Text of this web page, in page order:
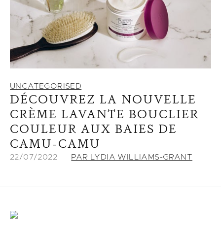
UNCATEGORISED
DÉCOUVREZ LA NOUVELLE
CRÈME LAVANTE BOUCLIER
COULEUR AUX BAIES DE
CAMU-CAMU
22/07/2022 PAR LYDIA WILLIAMS-GRANT